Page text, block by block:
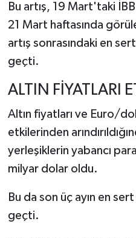
Bu artış, 19 Mart'taki
21 Mart haftasında
artış sonrasındaki en
geçti.
ALTIN FİYATLARI
Altın fiyatları ve Euro/
etkilerinden
yerleşiklerin yabancı
milyar dolar oldu.
Bu da son üç ayın en
geçti.